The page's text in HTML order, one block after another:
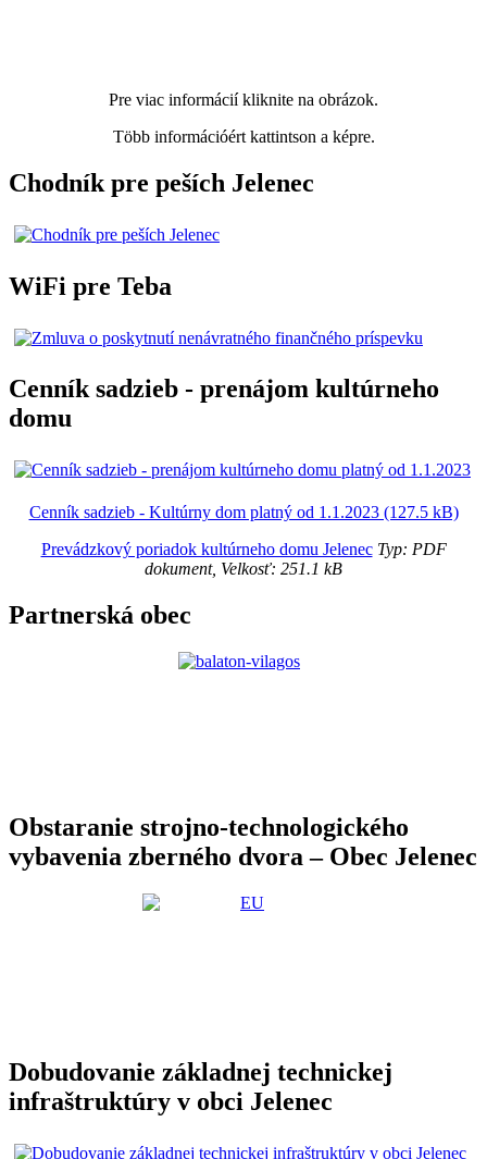
Pre viac informácií kliknite na obrázok.
Több információért kattintson a képre.
Chodník pre peších Jelenec
WiFi pre Teba
Cenník sadzieb - prenájom kultúrneho
domu
Cenník sadzieb - Kultúrny dom platný od 1.1.2023 (127.5 kB)
Prevádzkový poriadok kultúrneho domu JelenecTyp: PDF
dokument, Velkosť: 251.1 kB
Partnerská obec
Obstaranie strojno-technologického
vybavenia zberného dvora – Obec Jelenec
Dobudovanie základnej technickej
infraštruktúry v obci Jelenec